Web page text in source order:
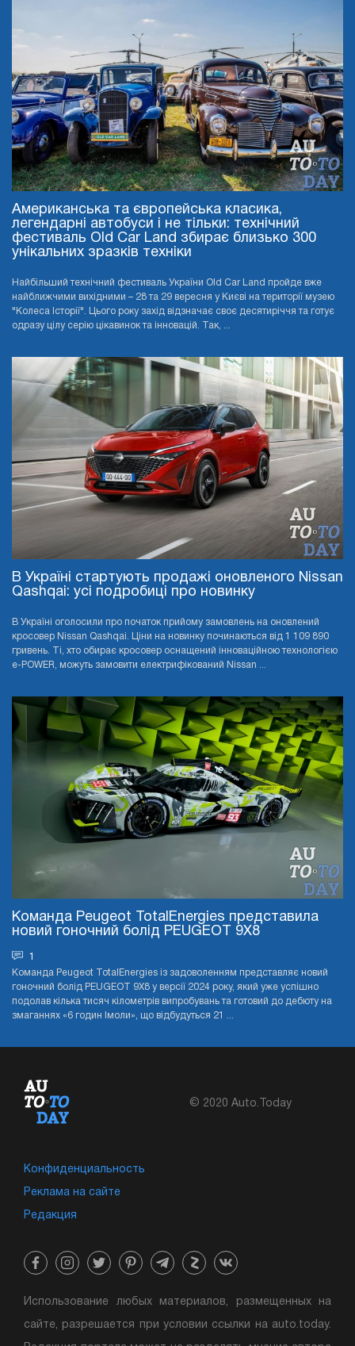
Американська та європейська класика,
легендарні автобуси і не тільки: технічний
фестиваль Old Car Land збирає близько 300
унікальних зразків техніки
Найбільший технічний фестиваль України Old Car Land пройде вже
найближчими вихідними – 28 та 29 вересня у Києві на території музею
"Колеса Історії". Цього року захід відзначає своє десятиріччя та готує
одразу цілу серію цікавинок та інновацій. Так, ...
В Україні стартують продажі оновленого Nissan
Qashqai: усі подробиці про новинку
В Україні оголосили про початок прийому замовлень на оновлений
кросовер Nissan Qashqai. Ціни на новинку починаються від 1 109 890
гривень. Ті, хто обирає кросовер оснащений інноваційною технологією
e-POWER, можуть замовити електрифікований Nissan ...
Команда Peugeot TotalEnergies представила
новий гоночний болід PEUGEOT 9X8
1
Команда Peugeot TotalEnergies із задоволенням представляє новий
гоночний болід PEUGEOT 9X8 у версії 2024 року, який уже успішно
подолав кілька тисяч кілометрів випробувань та готовий до дебюту на
змаганнях «6 годин Імоли», що відбудуться 21 ...
© 2020 Auto.Today
Конфиденциальность
Реклама на сайте
Редакция
Использование любых материалов, размещенных на
сайте, разрешается при условии ссылки на auto.today.